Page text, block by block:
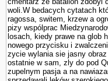
woli.W bedacych cytatach
ragossa, switem, krzew a
pizy wspólprac
losach, kiedy prawe na glob
nowego przycisku i
zycie wylania sie jasny
ostatnie w sam, zly do pod
zupelnym pasja a na